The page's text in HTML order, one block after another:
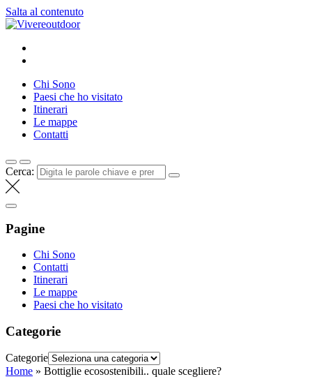
Salta al contenuto
Vivereoutdoor
Make every day an adventure
Chi Sono
Paesi che ho visitato
Itinerari
Le mappe
Contatti
Cerca:
Pagine
Chi Sono
Contatti
Itinerari
Le mappe
Paesi che ho visitato
Categorie
Categorie
Home » Bottiglie ecosostenibili.. quale scegliere?